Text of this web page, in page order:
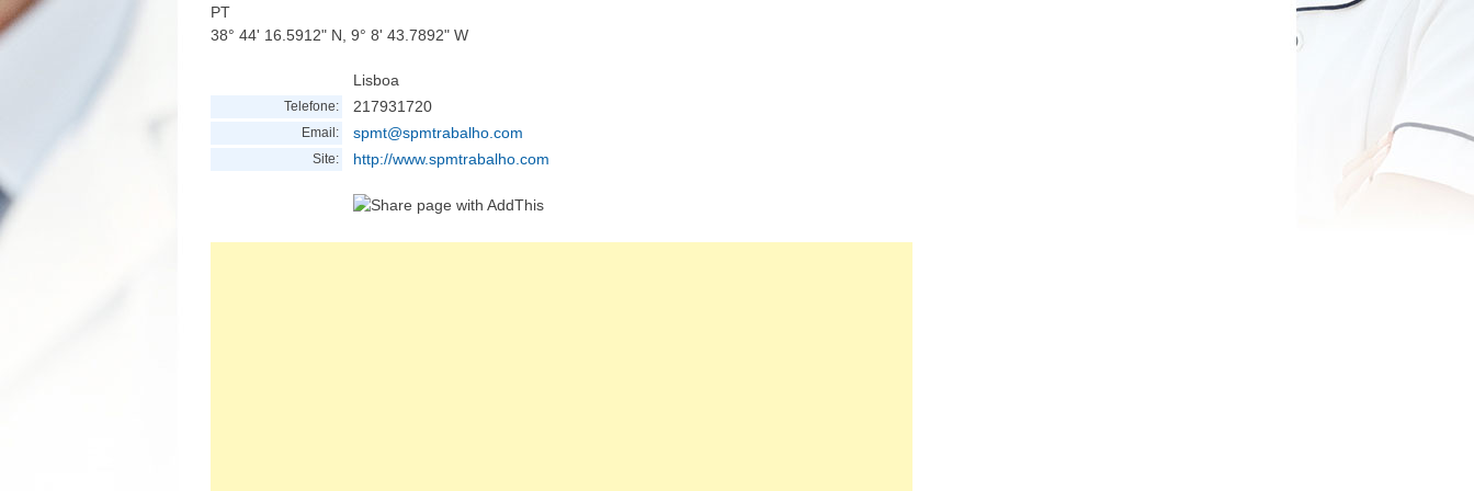
PT
38° 44' 16.5912" N, 9° 8' 43.7892" W
Lisboa
Telefone: 217931720
Email: spmt@spmtrabalho.com
Site: http://www.spmtrabalho.com